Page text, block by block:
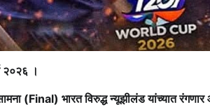
२०२६ ।
(Final) भारत विरुद्ध न्यूझीलंड यांच्यात